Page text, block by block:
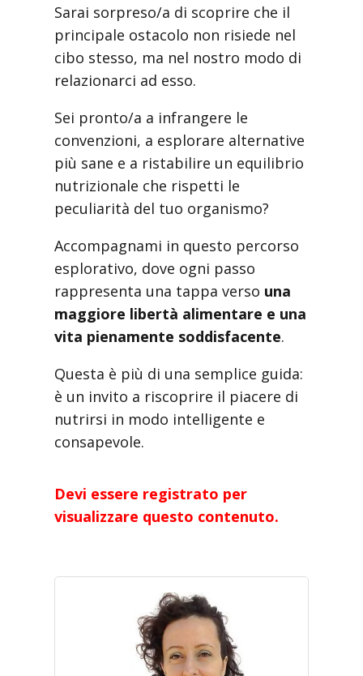
Sarai sorpreso/a di scoprire che il
principale ostacolo non risiede nel
cibo stesso, ma nel nostro modo di
relazionarci ad esso.
Sei pronto/a a infrangere le
convenzioni, a esplorare alternative
più sane e a ristabilire un equilibrio
nutrizionale che rispetti le
peculiarità del tuo organismo?
Accompagnami in questo percorso
esplorativo, dove ogni passo
rappresenta una tappa verso una
maggiore libertà alimentare e una
vita pienamente soddisfacente.
Questa è più di una semplice guida:
è un invito a riscoprire il piacere di
nutrirsi in modo intelligente e
consapevole.
Devi essere registrato per
visualizzare questo contenuto.